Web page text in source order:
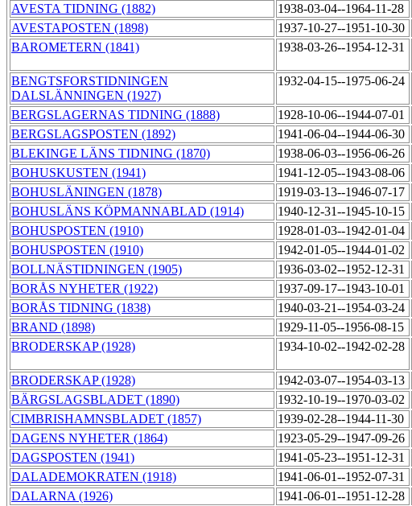
AVESTA TIDNING (1882) 1938-03-04--1964-11-28
AVESTAPOSTEN (1898) 1937-10-27--1951-10-30
BAROMETERN (1841) 1938-03-26--1954-12-31
BENGTSFORSTIDNINGEN
DALSLÄNNINGEN (1927)
1932-04-15--1975-06-24
BERGSLAGERNAS TIDNING (1888) 1928-10-06--1944-07-01
BERGSLAGSPOSTEN (1892) 1941-06-04--1944-06-30
BLEKINGE LÄNS TIDNING (1870) 1938-06-03--1956-06-26
BOHUSKUSTEN (1941) 1941-12-05--1943-08-06
BOHUSLÄNINGEN (1878) 1919-03-13--1946-07-17
BOHUSLÄNS KÖPMANNABLAD (1914) 1940-12-31--1945-10-15
BOHUSPOSTEN (1910) 1928-01-03--1942-01-04
BOHUSPOSTEN (1910) 1942-01-05--1944-01-02
BOLLNÄSTIDNINGEN (1905) 1936-03-02--1952-12-31
BORÅS NYHETER (1922) 1937-09-17--1943-10-01
BORÅS TIDNING (1838) 1940-03-21--1954-03-24
BRAND (1898) 1929-11-05--1956-08-15
BRODERSKAP (1928) 1934-10-02--1942-02-28
BRODERSKAP (1928) 1942-03-07--1954-03-13
BÄRGSLAGSBLADET (1890) 1932-10-19--1970-03-02
CIMBRISHAMNSBLADET (1857) 1939-02-28--1944-11-30
DAGENS NYHETER (1864) 1923-05-29--1947-09-26
DAGSPOSTEN (1941) 1941-05-23--1951-12-31
DALADEMOKRATEN (1918) 1941-06-01--1952-07-31
DALARNA (1926) 1941-06-01--1951-12-28